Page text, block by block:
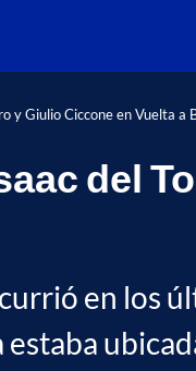
y Giulio Ciccone en Vuelta a
del
en los
estaba